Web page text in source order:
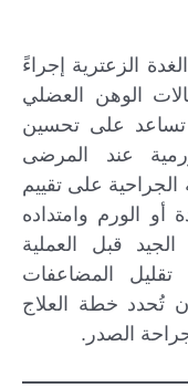
الزعترية إجراءً
الوهن العضلي
تساعد على تحسين
عند المرضى
الجراحية على تقييم
الورم وامتداده
قبل العملية
تقليل المضاعفات
تُحدد خطة العلاج
الصدر.